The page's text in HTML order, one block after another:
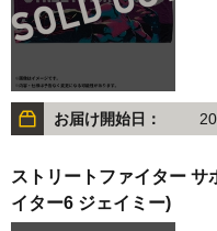
お届け開始日：
ストリートファイター サ
イター6 ジェイミー)